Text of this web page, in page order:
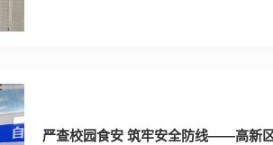
严查校园食安 筑牢安全防线——高新